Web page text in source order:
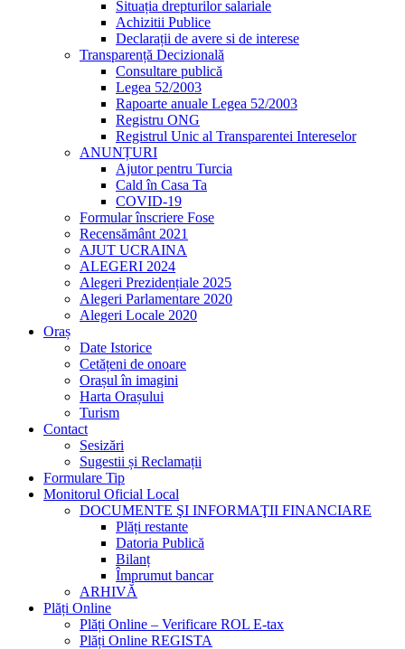
Situația drepturilor salariale
Achizitii Publice
Declarații de avere si de interese
Transparență Decizională
Consultare publică
Legea 52/2003
Rapoarte anuale Legea 52/2003
Registru ONG
Registrul Unic al Transparentei Intereselor
ANUNȚURI
Ajutor pentru Turcia
Cald în Casa Ta
COVID-19
Formular înscriere Fose
Recensământ 2021
AJUT UCRAINA
ALEGERI 2024
Alegeri Prezidențiale 2025
Alegeri Parlamentare 2020
Alegeri Locale 2020
Oraș
Date Istorice
Cetățeni de onoare
Orașul în imagini
Harta Orașului
Turism
Contact
Sesizări
Sugestii și Reclamații
Formulare Tip
Monitorul Oficial Local
DOCUMENTE ŞI INFORMAŢII FINANCIARE
Plăți restante
Datoria Publică
Bilanț
Împrumut bancar
ARHIVĂ
Plăți Online
Plăți Online – Verificare ROL E-tax
Plăți Online REGISTA